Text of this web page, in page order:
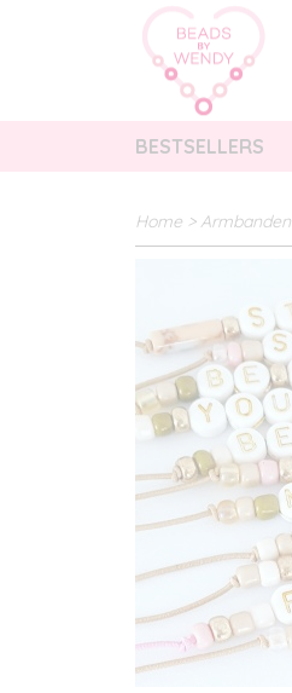
BESTSELLERS
Home > Armbanden